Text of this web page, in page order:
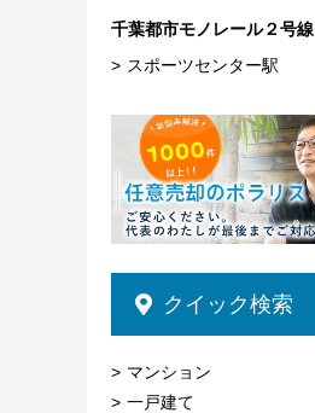
千葉都市モノレール２号線
スポーツセンター駅
クイック検索
マンション
一戸建て